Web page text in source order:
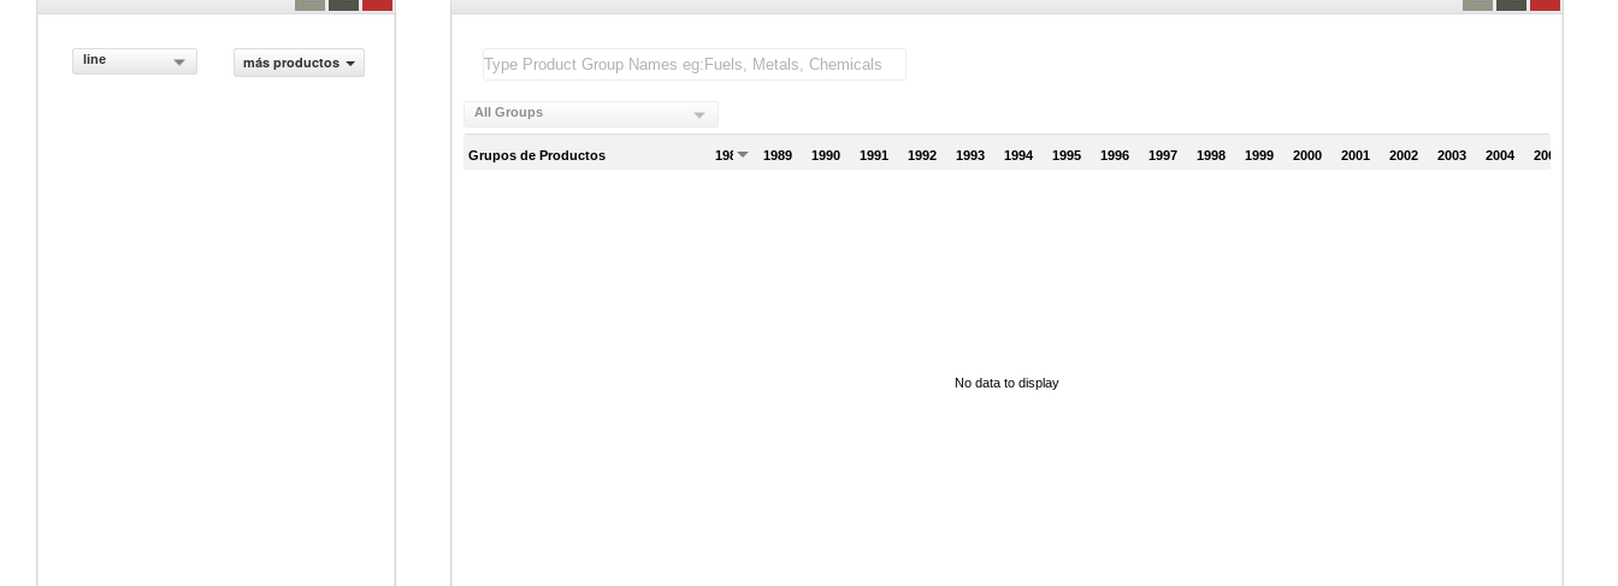
line más productos
All Groups
Grupos de Productos 1988 1989 1990 1991 1992 1993 1994 1995 1996 1997 1998 1999 2000 2001 2002 2003 2004 2005
No data to display